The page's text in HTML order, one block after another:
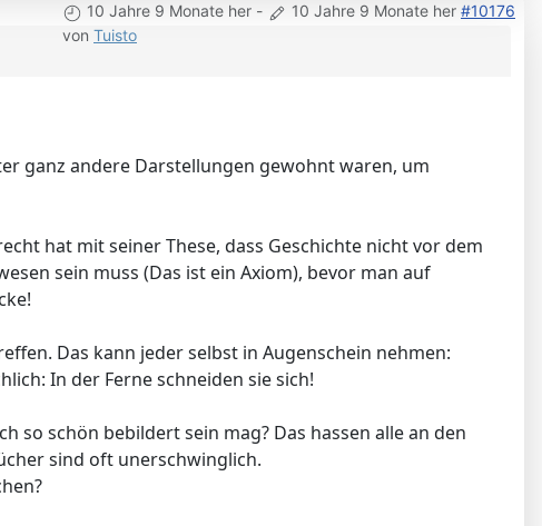
10 Jahre 9 Monate her - 10 Jahre 9 Monate her #10176
von Tuisto
ganz andere Darstellungen gewohnt waren, um
hat mit seiner These, dass Geschichte nicht vor dem
sein muss (Das ist ein Axiom), bevor man auf
Das kann jeder selbst in Augenschein nehmen:
In der Ferne schneiden sie sich!
so schön bebildert sein mag? Das hassen alle an den
sind oft unerschwinglich.